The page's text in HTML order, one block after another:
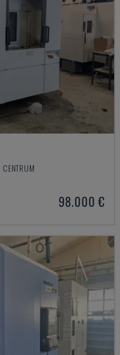
98.000 €